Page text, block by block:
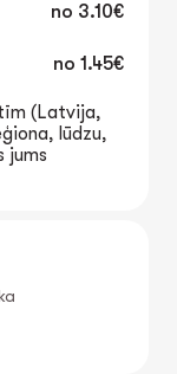
no 3.10€
no 1.45€
(Latvija,
lūdzu,
jums